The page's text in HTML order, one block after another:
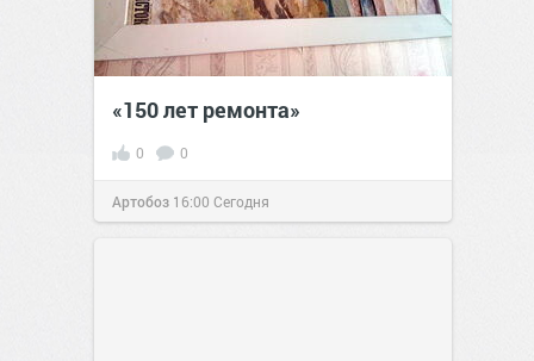
«150 лет ремонта»
0 0
Артобоз 16:00 Сегодня